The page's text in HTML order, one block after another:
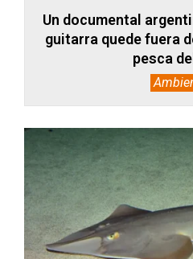
Un documental
guitarra quede fuera
pesca